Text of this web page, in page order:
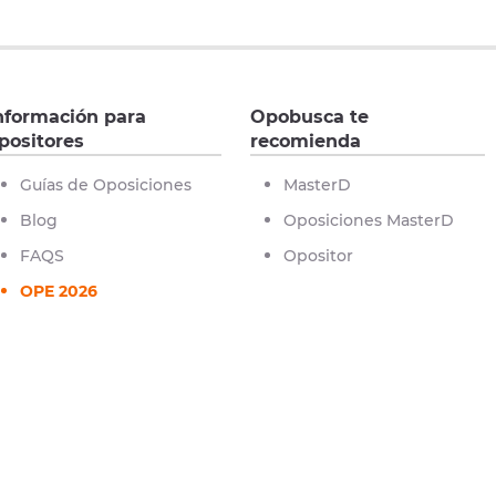
para
Guías de Oposiciones
Blog
FAQS
OPE 2026
Opobusca te
recomienda
MasterD
Oposiciones MasterD
Opositor